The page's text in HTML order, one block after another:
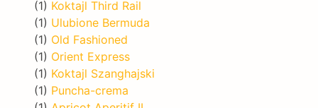
(1) Koktajl Third Rail
(1) Ulubione Bermuda
(1) Old Fashioned
(1) Orient Express
(1) Koktajl Szanghajski
(1) Puncha-crema